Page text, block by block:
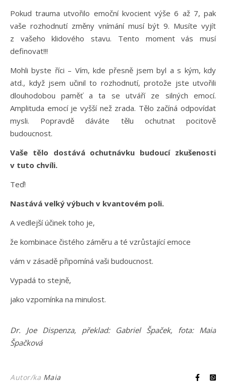
Pokud trauma utvořilo emoční kvocient výše 6 až 7, pak
vaše rozhodnutí změny vnímání musí být 9. Musíte vyjít
z vašeho klidového stavu. Tento moment vás musí
definovat!!!
Mohli byste říci – Vím, kde přesně jsem byl a s kým, kdy
atd., když jsem učinil to rozhodnutí, protože jste utvořili
dlouhodobou paměť a ta se utváří ze silných emocí.
Amplituda emocí je vyšší než zrada. Tělo začíná odpovídat
mysli. Popravdě dáváte tělu ochutnat pocitově
budoucnost.
Vaše tělo dostává ochutnávku budoucí zkušenosti
v tuto chvíli.
Teď!
Nastává velký výbuch v kvantovém poli.
A vedlejší účinek toho je,
že kombinace čistého záměru a té vzrůstající emoce
vám v zásadě připomíná vaši budoucnost.
Vypadá to stejně,
jako vzpomínka na minulost.
Dr. Joe Dispenza, překlad: Gabriel Špaček, fota: Maia
Špačková
Autor/ka Maia